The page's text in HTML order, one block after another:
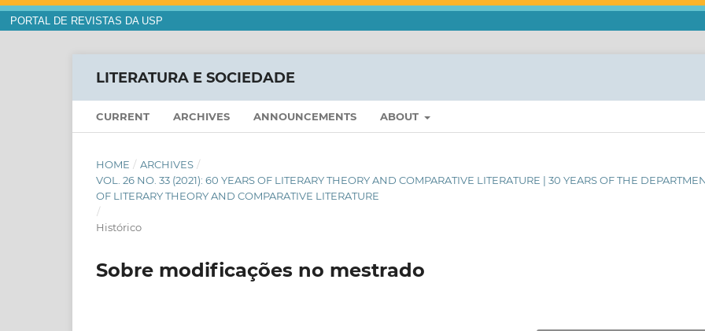
PORTAL DE REVISTAS DA USP
LITERATURA E SOCIEDADE
CURRENT ARCHIVES ANNOUNCEMENTS ABOUT
HOME / ARCHIVES /
VOL. 26 NO. 33 (2021): 60 YEARS OF LITERARY THEORY AND COMPARATIVE LITERATURE | 30 YEARS OF THE
OF LITERARY THEORY AND COMPARATIVE LITERATURE
/
Histórico
Sobre modificações no mestrado